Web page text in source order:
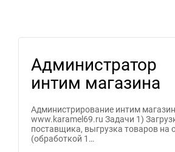
Администратор
интим магазина
Администрирование интим
www.karamel69.ru Задачи 1)
поставщика, выгрузка товаров на
(обработкой 1…